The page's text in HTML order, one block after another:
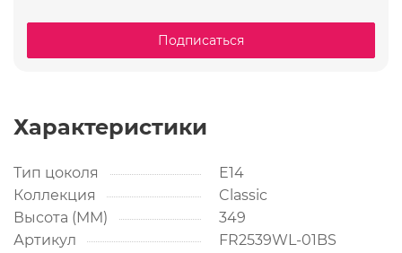
Подписаться
Характеристики
Тип цоколя
E14
Коллекция
Classic
Высота (MM)
349
Артикул
FR2539WL-01BS